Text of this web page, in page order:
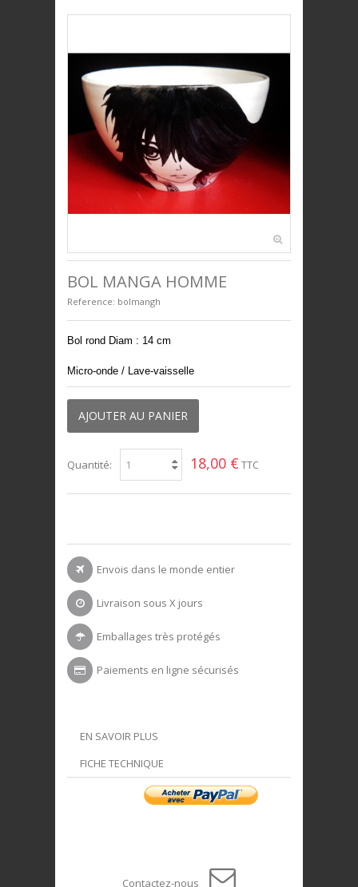
SERVICE DE TABLE
DÉCO
PLAQUES DÉCORATIVES
ANIMAUX
BIJOUX
BOL MANGA HOMME
Reference: bolmangh
Bol rond Diam : 14 cm
Micro-onde / Lave-vaisselle
AJOUTER AU PANIER
Quantité: 18,00 € TTC
Envois dans le monde entier
Livraison sous X jours
Emballages très protégés
Paiements en ligne sécurisés
EN SAVOIR PLUS
FICHE TECHNIQUE
Contactez-nous